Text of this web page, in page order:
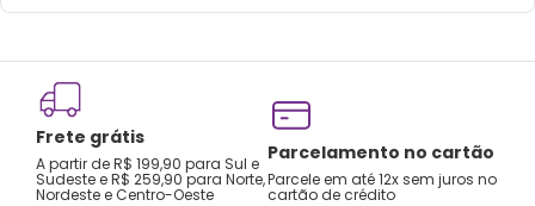
neutro.
Não vai á lava-louças, nem ao micro-
ondas.
Não utilizar produtos químicos e abrasivos.
Frete grátis
A partir de R$ 199,90 para Sul e
Sudeste e R$ 259,90 para Norte,
Nordeste e Centro-Oeste
Parcelamento no cartão
Parcele em até 12x sem juros no
cartão de crédito